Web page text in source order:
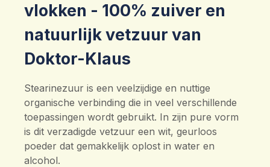
vlokken - 100% zuiver en
natuurlijk vetzuur van
Doktor-Klaus
Stearinezuur is een veelzijdige en nuttige
organische verbinding die in veel verschillende
toepassingen wordt gebruikt. In zijn pure vorm
is dit verzadigde vetzuur een wit, geurloos
poeder dat gemakkelijk oplost in water en
alcohol.